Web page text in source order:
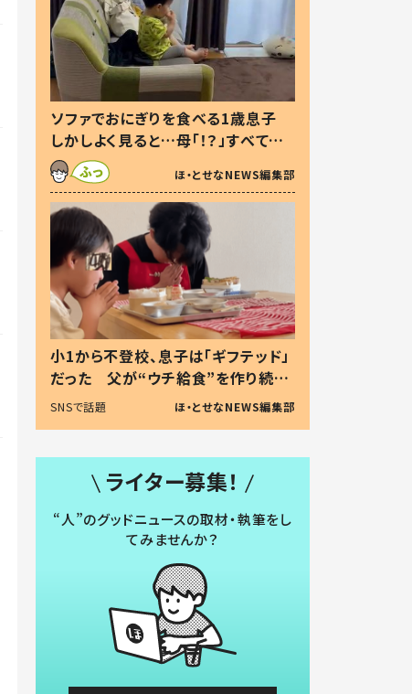
ソファでおにぎりを食べる1歳息子
しかしよく見ると…母「！？」すべてを
察した母の投稿に「可愛いから許
す！」「現行犯〜」
ほ・とせなNEWS編集部
小1から不登校、息子は「ギフテッド」
だった 父が“ウチ給食”を作り続け
る理由とは #令和の親 #令和の子
SNSで話題 ほ・とせなNEWS編集部
ライター募集！
“人”のグッドニュースの取材・執筆をし
てみませんか？